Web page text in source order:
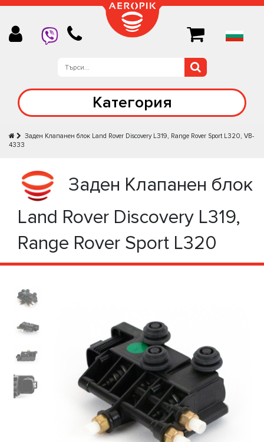
Категория
Заден Клапанен блок Land Rover Discovery L319, Range Rover Sport L320, VB-
4333
Заден Клапанен блок
Land Rover Discovery L319,
Range Rover Sport L320